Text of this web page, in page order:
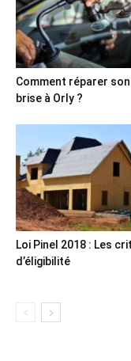
Comment réparer
brise à Orly ?
Loi Pinel 2018 : Les
d’éligibilité